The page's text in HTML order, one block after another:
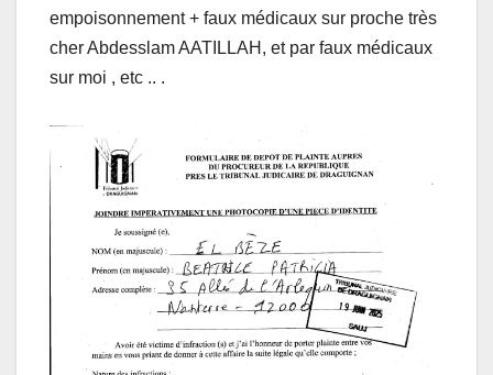
empoisonnement + faux médicaux sur proche très
cher Abdesslam AATILLAH, et par faux médicaux
sur moi , etc .. .